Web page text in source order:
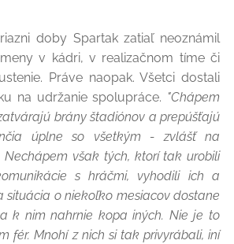
doby Spartak zatiaľ neoznámil
v kádri, v realizačnom tíme či
Práve naopak. Všetci dostali
na udržanie spolupráce. "Chápem
brány štadiónov a prepúšťajú
úplne so všetkým - zvlášť na
Nechápem však tých, ktorí tak urobili
s hráčmi, vyhodili ich a
situácia o niekoľko mesiacov dostane
k nim nahrnie kopa iných. Nie je to
fér. Mnohí z nich si tak privyrábali, iní